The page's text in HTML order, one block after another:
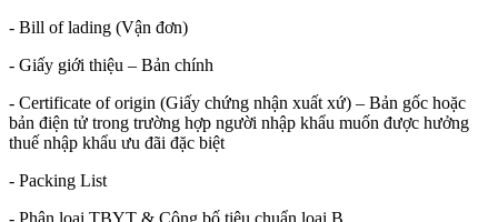
- Bill of lading (Vận đơn)
- Giấy giới thiệu – Bản chính
- Certificate of origin (Giấy chứng nhận xuất xứ) – Bản gốc hoặc
bản điện tử trong trường hợp người nhập khẩu muốn được hưởng
thuế nhập khẩu ưu đãi đặc biệt
- Packing List
- Phân loại TBYT & Công bố tiêu chuẩn loại B